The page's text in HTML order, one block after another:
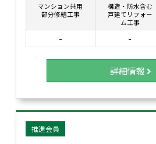
マンション共用
部分修繕工事
構造・防水含む
戸建てリフォー
ム工事
- -
詳細情報
推進会員